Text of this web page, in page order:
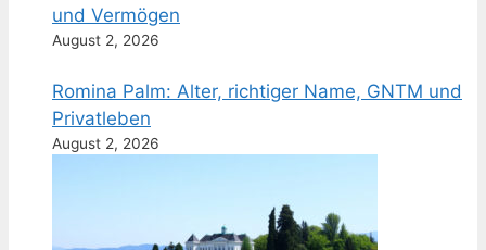
und Vermögen
August 2, 2026
Romina Palm: Alter, richtiger Name, GNTM und
Privatleben
August 2, 2026